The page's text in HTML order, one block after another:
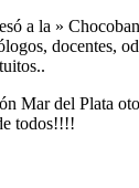
a la »
docentes,
Mar del Plata
todos!!!!